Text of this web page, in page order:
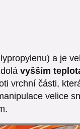
a je
vyšším
vrchní části,
velice